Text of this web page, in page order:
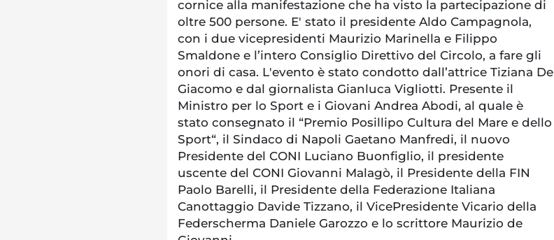
cornice alla manifestazione che ha visto la partecipazione di
oltre 500 persone. E' stato il presidente Aldo Campagnola,
con i due vicepresidenti Maurizio Marinella e Filippo
Smaldone e l’intero Consiglio Direttivo del Circolo, a fare gli
onori di casa. L'evento è stato condotto dall’attrice Tiziana De
Giacomo e dal giornalista Gianluca Vigliotti. Presente il
Ministro per lo Sport e i Giovani Andrea Abodi, al quale è
stato consegnato il “Premio Posillipo Cultura del Mare e dello
Sport“, il Sindaco di Napoli Gaetano Manfredi, il nuovo
Presidente del CONI Luciano Buonfiglio, il presidente
uscente del CONI Giovanni Malagò, il Presidente della FIN
Paolo Barelli, il Presidente della Federazione Italiana
Canottaggio Davide Tizzano, il VicePresidente Vicario della
Federscherma Daniele Garozzo e lo scrittore Maurizio de